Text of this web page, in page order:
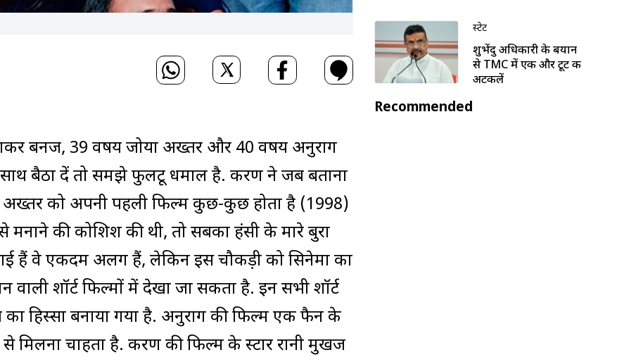
बनर्जी, 39 वर्षीय जोया अख्तर और 40 वर्षीय अनुराग
बैठा दें तो समझे फुलटू धमाल है. करण ने जब बताना
अख्तर को अपनी पहली फिल्म कुछ-कुछ होता है (1998)
की कोशिश की थी, तो सबका हंसी के मारे बुरा
हैं वे एकदम अलग हैं, लेकिन इस चौकड़ी को सिनेमा का
शॉर्ट फिल्मों में देखा जा सकता है. इन सभी शॉर्ट
हिस्सा बनाया गया है. अनुराग की फिल्म एक फैन के
चाहता है. करण की फिल्म के स्टार रानी मुखर्जी
स्टेट
शुभेंदु अधिकारी के बयान
से TMC में एक और टूट की
अटकलें
Recommended